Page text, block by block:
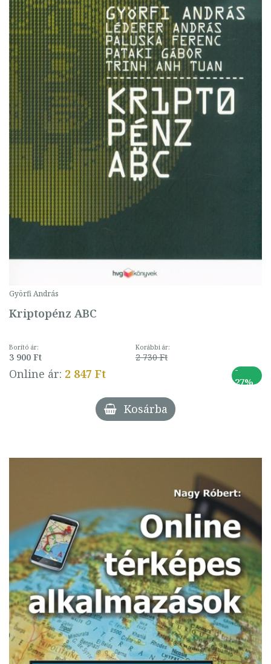
Györfi András
Kriptopénz ABC
Borító ár:
3 900 Ft
Korábbi ár:
2 730 Ft
Online ár: 2 847 Ft
-
27%
Kosárba